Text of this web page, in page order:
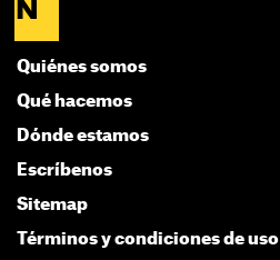
Quiénes somos
Qué hacemos
Dónde estamos
Escríbenos
Sitemap
Términos y condiciones de uso